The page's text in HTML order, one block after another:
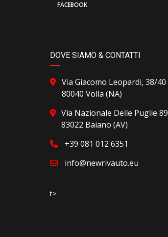
FACEBOOK
DOVE SIAMO & CONTATTI
Via Giacomo Leopardi, 38/40
80040 Volla (NA)
Via Nazionale Delle Puglie 89
83022 Baiano (AV)
+39 081 012 6351
info@newrivauto.eu
t>